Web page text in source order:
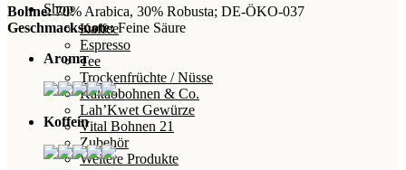
Shop
Kaffee
Espresso
Tee
Trockenfrüchte / Nüsse
Kakaobohnen & Co.
Lah’Kwet Gewürze
Vital Bohnen 21
Zubehör
Weitere Produkte
Bohne:70% Arabica, 30% Robusta; DE-ÖKO-037
Geschmacksnote:Feine Säure
Aroma
Koffein